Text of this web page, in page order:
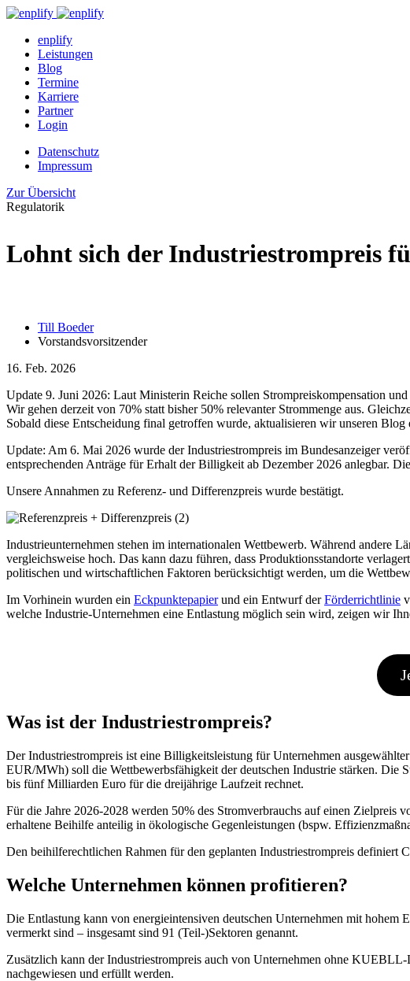
enplify
Leistungen
Blog
Termine
Karriere
Partner
Login
Datenschutz
Impressum
Zur Übersicht
Regulatorik
Lohnt sich der Industriestrompreis
Till Boeder
Vorstandsvorsitzender
16. Feb. 2026
Update 9. Juni 2026: Laut Ministerin Reiche sollen Strompreiskompensation
Wir gehen derzeit von 70% statt bisher 50% relevanter Strommenge aus.
Sobald diese Entscheidung final getroffen wurde, aktualisieren wir unseren Blog
Update: Am 6. Mai 2026 wurde der Industriestrompreis im Bundesanzeiger
entsprechenden Anträge für Erhalt der Billigkeit ab Dezember 2026 anlegbar.
Unsere Annahmen zu Referenz- und Differenzpreis wurde bestätigt.
Industrieunternehmen stehen im internationalen Wettbewerb. Während andere
vergleichsweise hoch. Das kann dazu führen, dass Produktionsstandorte
politischen und wirtschaftlichen Faktoren berücksichtigt werden, um die
Im Vorhinein wurden ein Eckpunktepapierund ein Entwurf derFörderrichtlinie
welche Industrie-Unternehmen eine Entlastung möglich sein wird, zeigen wir
Was ist der Industriestrompreis?
Der Industriestrompreis ist eine Billigkeitsleistung für Unternehmen
EUR/MWh) soll die Wettbewerbsfähigkeit der deutschen Industrie stärken.
bis fünf Milliarden Euro für die dreijährige Laufzeit rechnet.
Für die Jahre 2026-2028 werden 50% des Stromverbrauchs auf einen Zielpreis
erhaltene Beihilfe anteilig in ökologische Gegenleistungen (bspw.
Den beihilferechtlichen Rahmen für den geplanten Industriestrompreis
Welche Unternehmen können profitieren?
Die Entlastung kann von energieintensiven deutschen Unternehmen mit
vermerkt sind – insgesamt sind 91 (Teil-)Sektoren genannt.
Zusätzlich kann der Industriestrompreis auch von Unternehmen ohne
nachgewiesen und erfüllt werden.